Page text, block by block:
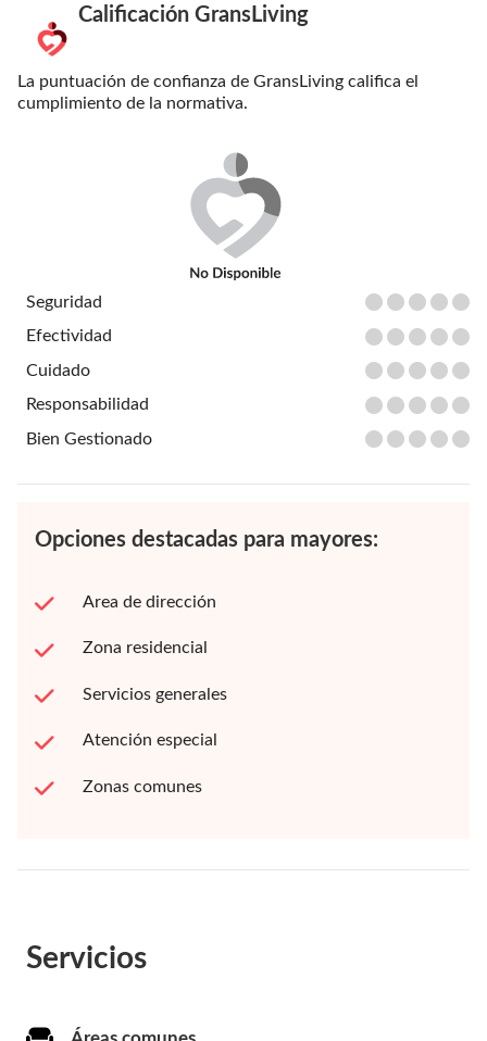
Calificación GransLiving
La puntuación de confianza de GransLiving califica el
cumplimiento de la normativa.
Seguridad
Efectividad
Cuidado
Responsabilidad
Bien Gestionado
Opciones destacadas para mayores:
Area de dirección
Zona residencial
Servicios generales
Atención especial
Zonas comunes
Servicios